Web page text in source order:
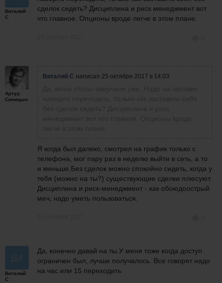
Виталий
С
сделок сидеть? Дисциплина и риск менеджмент вот
что главное. Опционы вроде легче в этом плане.
Артур
Синицын
Виталий С написал 25 октября 2017 в 14:03
Я когда был далеко, смотрел на график только с
телефона, мог пару раз в неделю выйти в сеть, а то
и меньше.Без сделок можно спокойно сидеть, когда у
тебя (можно на ты?) существующие сделки плюсуют.
Дисциплина и риск-менеджмент - как обоюдоострый
меч, надо уметь пользоваться.
Виталий
С
Да, конечно давай на ты.У меня тоже когда доступ
ограничен был, лучше получалось. Все говорят надо
на час или 15 переходить